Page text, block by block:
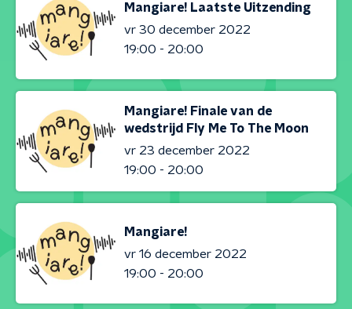
Mangiare! Laatste Uitzending
vr 30 december 2022
19:00 - 20:00
Mangiare! Finale van de
wedstrijd Fly Me To The Moon
vr 23 december 2022
19:00 - 20:00
Mangiare!
vr 16 december 2022
19:00 - 20:00